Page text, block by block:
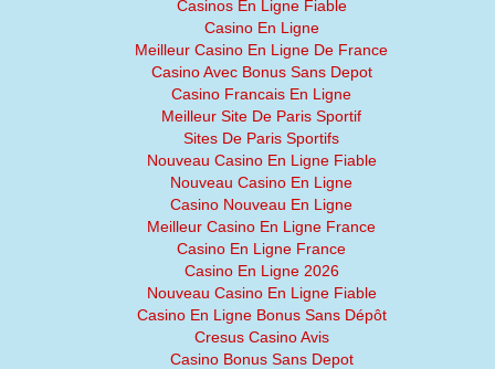
Casinos En Ligne Fiable
Casino En Ligne
Meilleur Casino En Ligne De France
Casino Avec Bonus Sans Depot
Casino Francais En Ligne
Meilleur Site De Paris Sportif
Sites De Paris Sportifs
Nouveau Casino En Ligne Fiable
Nouveau Casino En Ligne
Casino Nouveau En Ligne
Meilleur Casino En Ligne France
Casino En Ligne France
Casino En Ligne 2026
Nouveau Casino En Ligne Fiable
Casino En Ligne Bonus Sans Dépôt
Cresus Casino Avis
Casino Bonus Sans Depot